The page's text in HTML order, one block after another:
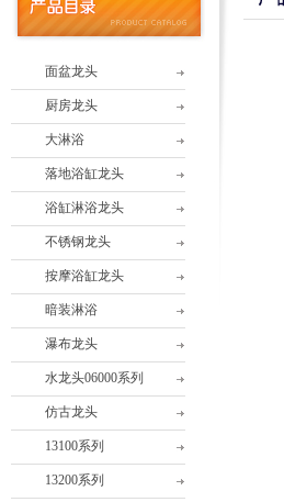
面盆龙头
厨房龙头
大淋浴
落地浴缸龙头
浴缸淋浴龙头
不锈钢龙头
按摩浴缸龙头
暗装淋浴
瀑布龙头
水龙头06000系列
仿古龙头
13100系列
13200系列